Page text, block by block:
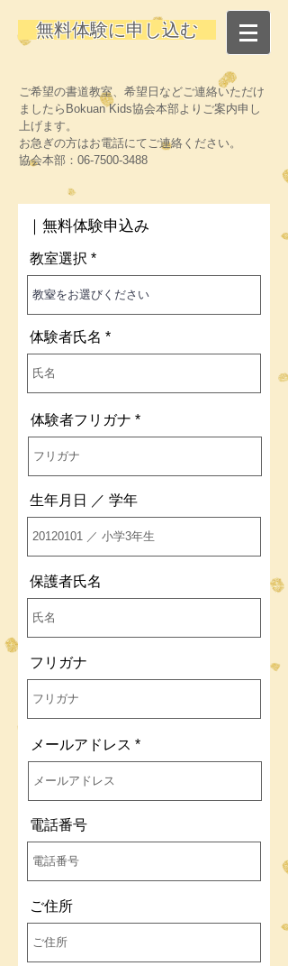
無料体験に申し込む
ご希望の書道教室、希望日などご連絡いただけ
ましたらBokuan Kids協会本部より ご案内申し
上げます。
お急ぎの方はお電話にてご連絡ください。
協会本部：06-7500-3488
｜無料体験申込み
教室選択
体験者氏名
体験者フリガナ
生年月日 ／ 学年
保護者氏名
フリガナ
メールアドレス
電話番号
ご住所